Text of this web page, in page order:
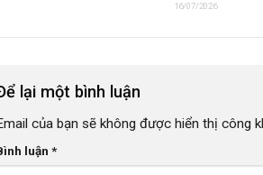
16/07/2026
lại một bình luận
của bạn sẽ không được hiển thị công
luận *